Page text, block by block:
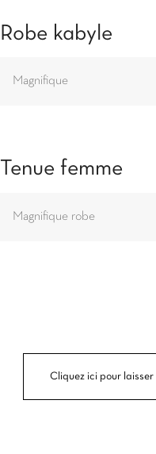
Cliquez ici pour
Robe kabyle
Magnifique
Tenue femme
Magnifique robe